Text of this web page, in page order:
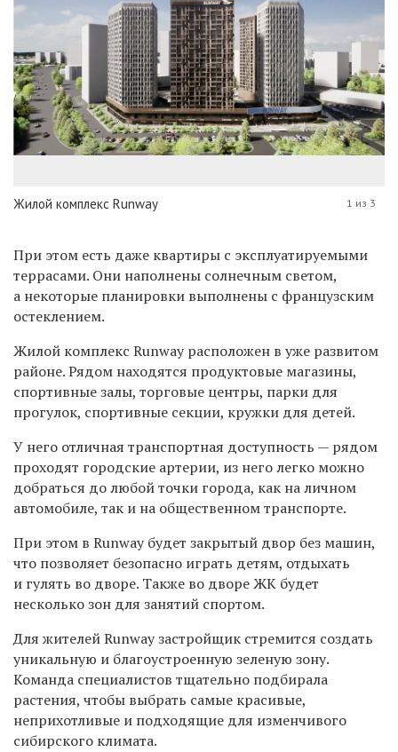
Жилой комплекс Runway 1 из 3
При этом есть даже квартиры с эксплуатируемыми
террасами. Они наполнены солнечным светом,
а некоторые планировки выполнены с французским
остеклением.
Жилой комплекс Runway расположен в уже развитом
районе. Рядом находятся продуктовые магазины,
спортивные залы, торговые центры, парки для
прогулок, спортивные секции, кружки для детей.
У него отличная транспортная доступность — рядом
проходят городские артерии, из него легко можно
добраться до любой точки города, как на личном
автомобиле, так и на общественном транспорте.
При этом в Runway будет закрытый двор без машин,
что позволяет безопасно играть детям, отдыхать
и гулять во дворе. Также во дворе ЖК будет
несколько зон для занятий спортом.
Для жителей Runway застройщик стремится создать
уникальную и благоустроенную зеленую зону.
Команда специалистов тщательно подбирала
растения, чтобы выбрать самые красивые,
неприхотливые и подходящие для изменчивого
сибирского климата.